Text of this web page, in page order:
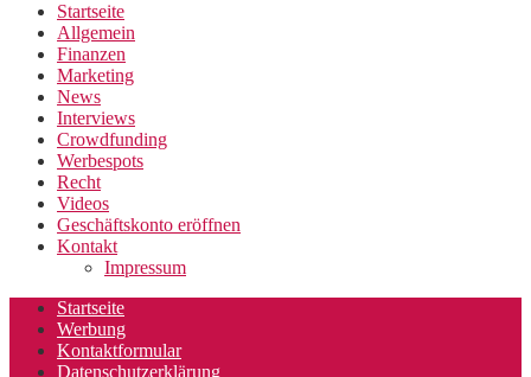
Startseite
Allgemein
Finanzen
Marketing
News
Interviews
Crowdfunding
Werbespots
Recht
Videos
Geschäftskonto eröffnen
Kontakt
Impressum
Startseite
Werbung
Kontaktformular
Datenschutzerklärung